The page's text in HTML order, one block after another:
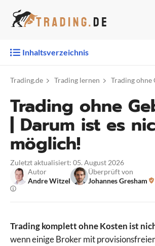
Inhalt
Inhaltsverzeichnis
Trading.de Trading lernen Trading ohne
Trading ohne
| Darum ist es
möglich!
Zuletzt aktualisiert: 05. August 2026
Autor
Andre Witzel
Überprüft von
Johannes Gresham
Trading komplett ohne Kosten ist
wenn einige Broker mit